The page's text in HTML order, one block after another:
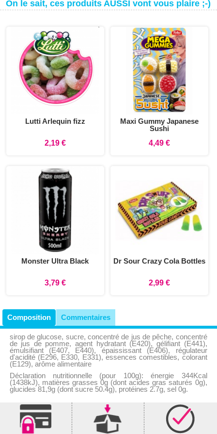
On le sait, ces produits AUSSI vont vous plaire ;-)
Lutti Arlequin fizz
2,19 €
Maxi Gummy Japanese
Sushi
4,49 €
Monster Ultra Black
3,79 €
Dr Sour Crazy Cola Bottles
2,99 €
Composition Commentaires
sirop de glucose, sucre, concentré de jus de pêche, concentré
de jus de pomme, agent hydratant (E420), gélifiant (E441),
émulsifiant (E407, E440), épaississant (E406), régulateur
d'acidité (E296, E330, E331), essences comestibles, colorant
(E129), arôme alimentaire
Déclaration nutritionnelle (pour 100g): énergie 344Kcal
(1438kJ), matières grasses 0g (dont acides gras saturés 0g),
glucides 81,9g (dont sucre 50.4g), protéines 2.7g, sel 0g.